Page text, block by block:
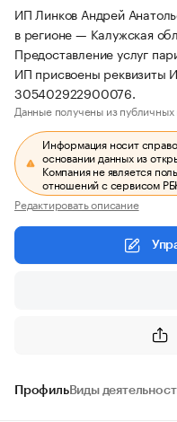
ИП Линков Андрей
в регионе — Калужская
Предоставление услуг
ИП присвоены
305402922900076.
Данные получены из публичных
Информация носит
основании данных из
Компания не является
отношений с сервисом
Редактировать описание
ПрофильВиды